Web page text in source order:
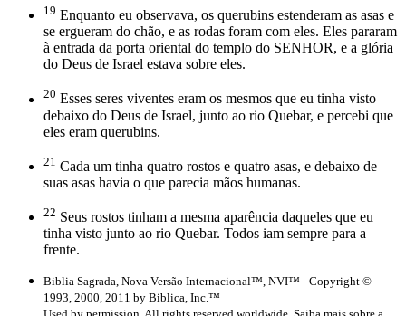
19 Enquanto eu observava, os querubins estenderam as asas e
se ergueram do chão, e as rodas foram com eles. Eles pararam
à entrada da porta oriental do templo do SENHOR, e a glória
do Deus de Israel estava sobre eles.
20 Esses seres viventes eram os mesmos que eu tinha visto
debaixo do Deus de Israel, junto ao rio Quebar, e percebi que
eles eram querubins.
21 Cada um tinha quatro rostos e quatro asas, e debaixo de
suas asas havia o que parecia mãos humanas.
22 Seus rostos tinham a mesma aparência daqueles que eu
tinha visto junto ao rio Quebar. Todos iam sempre para a
frente.
Biblia Sagrada, Nova Versão Internacional™, NVI™ - Copyright ©
1993, 2000, 2011 by Biblica, Inc.™